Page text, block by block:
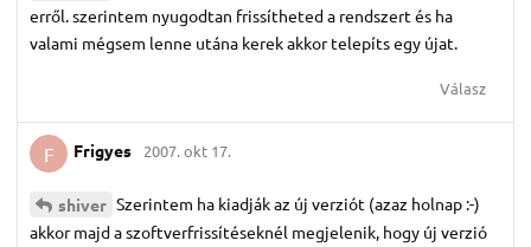
erről. szerintem nyugodtan frissítheted a rendszert és ha
valami mégsem lenne utána kerek akkor telepíts egy újat.
Válasz
F Frigyes 2007. okt 17.
shiver Szerintem ha kiadják az új verziót (azaz holnap :-)
akkor majd a szoftverfrissítéseknél megjelenik, hogy új verzió